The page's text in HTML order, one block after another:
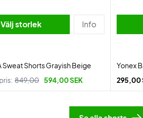
Välj storlek Info
Sweat Shorts Grayish Beige
849,00 594,00 SEK
Yonex
295,00